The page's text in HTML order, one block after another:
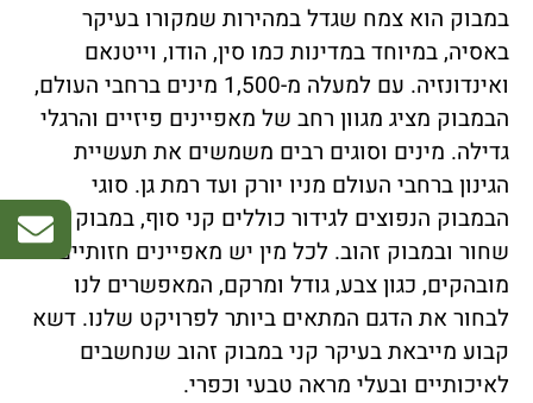
במבוק הוא צמח שגדל במהירות שמקורו בעיקר
באסיה, במיוחד במדינות כמו סין, הודו, וייטנאם
ואינדונזיה. עם למעלה מ-1,500 מינים ברחבי העולם,
הבמבוק מציג מגוון רחב של מאפיינים פיזיים והרגלי
גדילה. מינים וסוגים רבים משמשים את תעשיית
הגינון ברחבי העולם מניו יורק ועד רמת גן. סוגי
הבמבוק הנפוצים לגידור כוללים קני סוף, במבוק
שחור ובמבוק זהוב. לכל מין יש מאפיינים חזותיים
מובהקים, כגון צבע, גודל ומרקם, המאפשרים לנו
לבחור את הדגם המתאים ביותר לפרויקט שלנו. דשא
קבוע מייבאת בעיקר קני במבוק זהוב שנחשבים
לאיכותיים ובעלי מראה טבעי וכפרי.